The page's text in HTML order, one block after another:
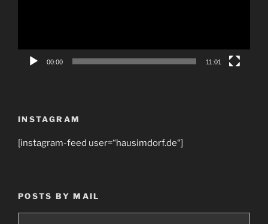
00:00 11:01
INSTAGRAM
[instagram-feed user=“hausimdorf.de“]
POSTS BY MAIL